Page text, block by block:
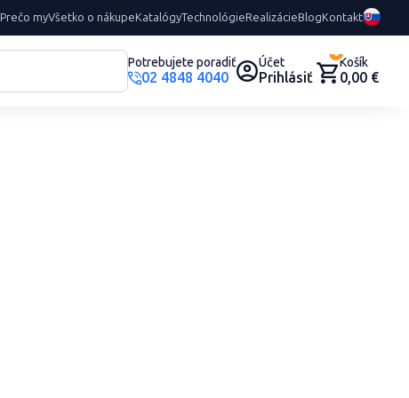
Prečo myVšetko o nákupeKatalógyTechnológieRealizácieBlogKontakt
Potrebujete poradiť
02 4848 4040
Účet
Prihlásiť
0
Košík
0,00 €